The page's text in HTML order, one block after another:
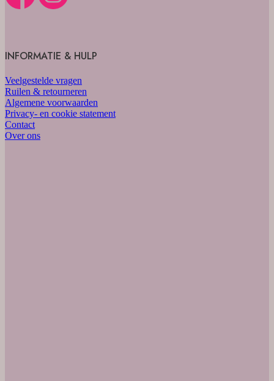
INFORMATIE & HULP
Veelgestelde vragen
Ruilen & retourneren
Algemene voorwaarden
Privacy- en cookie statement
Contact
Over ons